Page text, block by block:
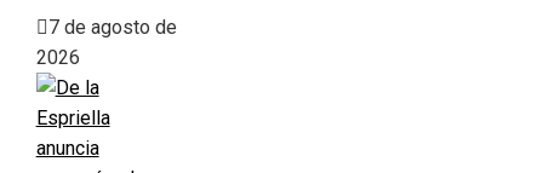
7 de agosto de
2026